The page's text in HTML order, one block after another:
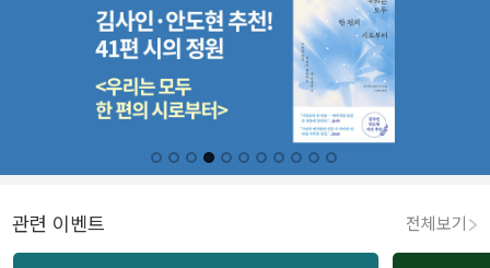
관련 이벤트 전체보기